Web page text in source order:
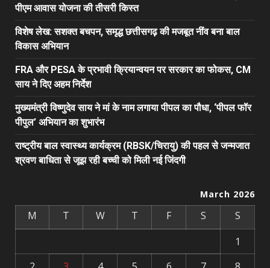
पीएम आवास योजना की तीसरी किस्त
विशेष लेख: सशक्त बचपन, समृद्ध छत्तीसगढ़ की मजबूत नींव बना बाल
विकास अभियान
FRA और PESA के प्रभावी क्रियान्वयन पर सरकार का फोकस, CM
साय ने दिए अहम निर्देश
मुख्यमंत्री विष्णुदेव साय ने मां के नाम लगाया पीपल का पौधा, ‘पीपल फॉर
पीपुल’ अभियान का शुभारंभ
राष्ट्रीय बाल स्वास्थ्य कार्यक्रम (RBSK/चिरायु) की पहल से जन्मजात
श्रवण बाधिता से जूझ रही बच्ची को मिली नई जिंदगी
March 2026
M T W T F S
S
1